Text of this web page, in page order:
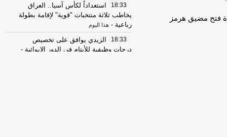
فتح مضيق هرمز
18:33
استعداداً لكأس آسيا.. العراق
يخاطب ثلاثة منتخبات "قوية" لإقامة بطولة
رباعية - هذا اليوم
18:33
الزيدي يوافق على تخصيص
درجات وظيفية للأيتام في الدور الإيوائية -